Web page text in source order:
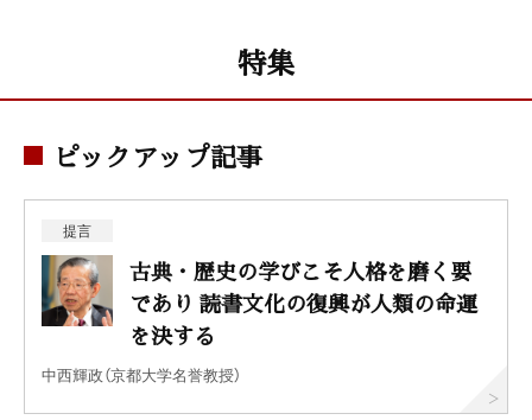
特集
ピックアップ記事
提言
古典・歴史の学びこそ人格を磨く要
であり 読書文化の復興が人類の命運
を決する
中西輝政（京都大学名誉教授）